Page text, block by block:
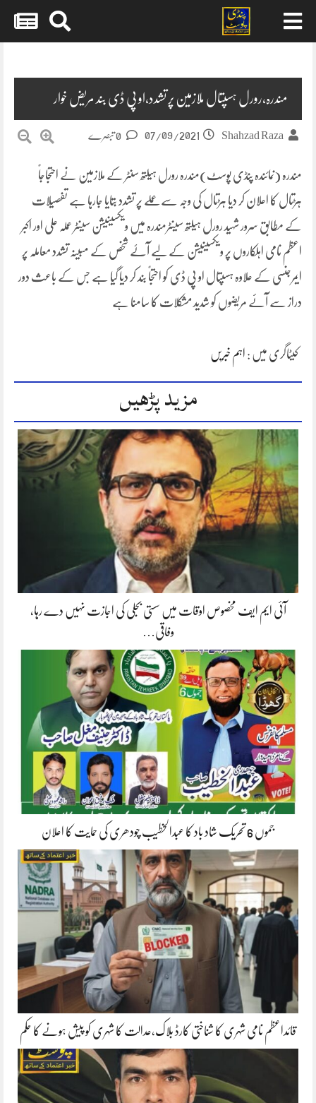
مندرہ،رورل ہسپتال ملازمین پر تشدد،او پی ڈی بند مریض خوار
Shahzad Raza
07/09/2021
مندرہ (نمائندہ پنڈی پوسٹ)مندرہ رورل ہیلتھ سنٹر کے ملازمین نے احتجاجاً
ہڑتال کا اعلان کر دیا ہڑتال کی وجہ سے عملے پر تشدد بتایا جارہا ہے تفصیلات
کے مطابق سرور شہید رورل ہیلتھ سینٹرمندرہ میں ویکسینیشن سینٹر عملہ علی اور اکبر
اعظم نامی اہلکاروں پر ویکسینیشن کے لیے آۓ شخص کے مبینہ تشدد معاملہ پر
ایمرجنسی کے علاوہ ہسپتال او پی ڈی کو احتجاً بند کر دیا گیا ہے جس کے باعث دور
دراز سے آئے مریضوں کو شدید مشکلات کا سامنا ہے
کیٹاگری میں : اہم خبریں
مزید پڑھیں
آئی ایم ایف مخصوص اوقات میں سستی بجلی کی اجازت نہیں دے رہا،
وفاقی…
جموں 6 تحریک شاد باد کا عبدالخطیب چودھری کی حمایت کا اعلان
قائداعظم نامی شہری کا شناختی کارڈ بلاک،عدالت کا شہری کو پیش ہونے کا حکم